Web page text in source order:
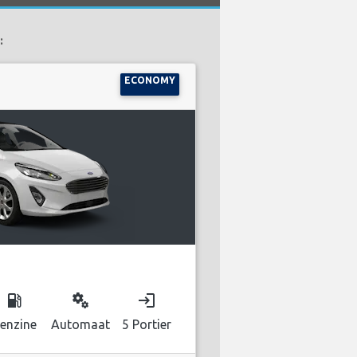
ECONOMY
local_gas_station miscellaneous_services
Automaat
login
5 Portier